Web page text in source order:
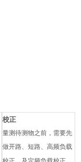
校正
量测待测物之前，需要先
做开路、短路、高频负载